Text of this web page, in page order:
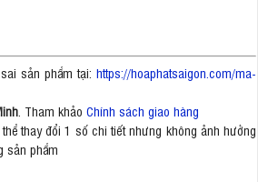
sản phẩm tại: https://hoaphatsaigon.com/ma-
. Tham khảo Chính sách giao hàng
thay đổi 1 số chi tiết nhưng không ảnh hưởng
sản phẩm